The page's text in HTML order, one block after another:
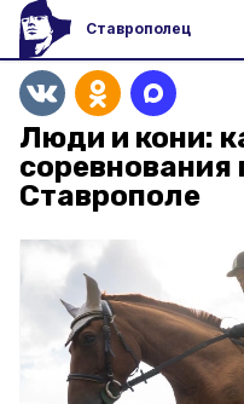
Ставрополец
Люди и кони:
соревнования
Ставрополе